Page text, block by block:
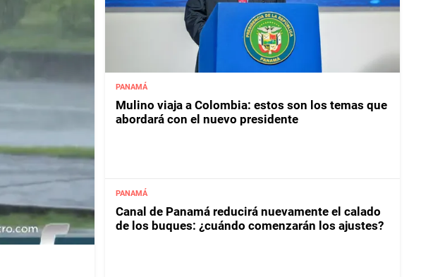
PANAMÁ
Mulino viaja a Colombia: estos son los temas que
abordará con el nuevo presidente
PANAMÁ
Canal de Panamá reducirá nuevamente el calado
de los buques: ¿cuándo comenzarán los ajustes?